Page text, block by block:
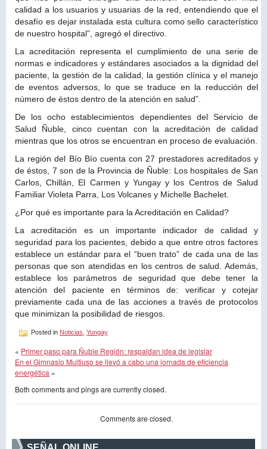
calidad a los usuarios y usuarias de la red, entendiendo que el
desafío es dejar instalada esta cultura como sello característico
de nuestro hospital”, agregó el directivo.
La acreditación representa el cumplimiento de una serie de
normas e indicadores y estándares asociados a la dignidad del
paciente, la gestión de la calidad, la gestión clínica y el manejo
de eventos adversos, lo que se traduce en la reducción del
número de éstos dentro de la atención en salud”.
De los ocho establecimientos dependientes del Servicio de
Salud Ñuble, cinco cuentan con la acreditación de calidad
mientras que los otros se encuentran en proceso de evaluación.
La región del Bío Bío cuenta con 27 prestadores acreditados y
de éstos, 7 son de la Provincia de Ñuble: Los hospitales de San
Carlos, Chillán, El Carmen y Yungay y los Centros de Salud
Familiar Violeta Parra, Los Volcanes y Michelle Bachelet.
¿Por qué es importante para la Acreditación en Calidad?
La acreditación es un importante indicador de calidad y
seguridad para los pacientes, debido a que entre otros factores
establece un estándar para el “buen trato” de cada una de las
personas que son atendidas en los centros de salud. Además,
establece los parámetros de seguridad que debe tener la
atención del paciente en términos de: verificar y cotejar
previamente cada una de las acciones a través de protocolos
que minimizan la posibilidad de riesgos.
Posted in Noticias Yungay
« Primer paso para Ñuble Región: respaldan idea de legislar
En el Gimnasio Multiuso se llevó a cabo una jornada de eficiencia
energética »
Both comments and pings are currently closed.
Comments are closed.